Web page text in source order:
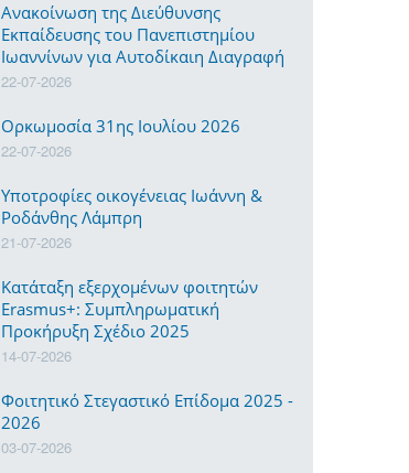
Ανακοίνωση της Διεύθυνσης
Εκπαίδευσης του Πανεπιστημίου
Ιωαννίνων για Αυτοδίκαιη Διαγραφή
22-07-2026
Ορκωμοσία 31ης Ιουλίου 2026
22-07-2026
Υποτροφίες οικογένειας Ιωάννη &
Ροδάνθης Λάμπρη
21-07-2026
Κατάταξη εξερχομένων φοιτητών
Erasmus+: Συμπληρωματική
Προκήρυξη Σχέδιο 2025
14-07-2026
Φοιτητικό Στεγαστικό Επίδομα 2025 -
2026
03-07-2026